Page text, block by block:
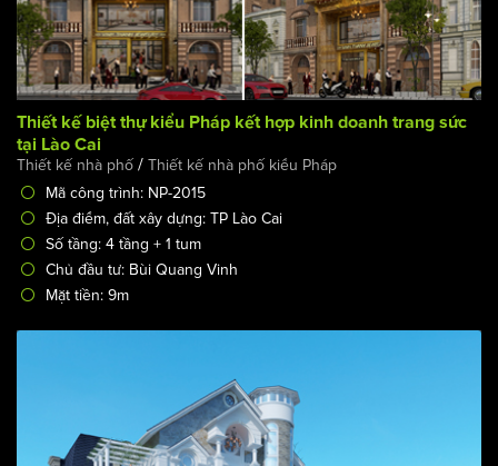
Thiết kế biệt thự kiểu Pháp kết hợp kinh doanh trang sức
tại Lào Cai
Thiết kế nhà phố / Thiết kế nhà phố kiểu Pháp
Mã công trình: NP-2015
Địa điểm, đất xây dựng: TP Lào Cai
Số tầng: 4 tầng + 1 tum
Chủ đầu tư: Bùi Quang Vinh
Mặt tiền: 9m